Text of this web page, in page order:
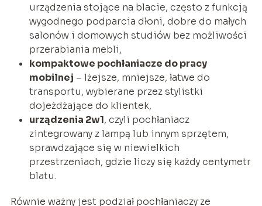
urządzenia stojące na blacie, często z funkcją
wygodnego podparcia dłoni, dobre do małych
salonów i domowych studiów bez możliwości
przerabiania mebli,
kompaktowe pochłaniacze do pracy
mobilnej – lżejsze, mniejsze, łatwe do
transportu, wybierane przez stylistki
dojeżdżające do klientek,
urządzenia 2w1, czyli pochłaniacz
zintegrowany z lampą lub innym sprzętem,
sprawdzające się w niewielkich
przestrzeniach, gdzie liczy się każdy centymetr
blatu.
Równie ważny jest podział pochłaniaczy ze